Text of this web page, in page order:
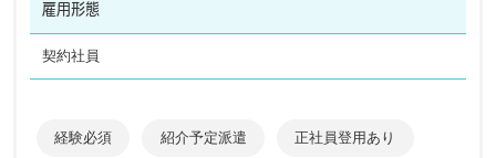
雇用形態
契約社員
経験必須 紹介予定派遣 正社員登用あり